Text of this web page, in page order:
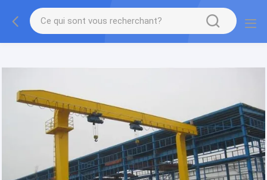
gtag('config', 'G-QWE9HWC3PF', {cookie_flags:
"SameSite=None;Secure"});